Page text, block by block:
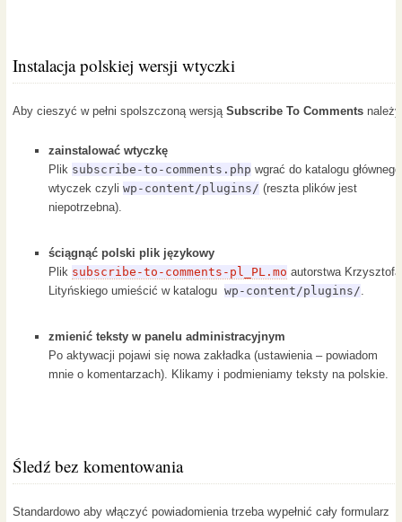
Instalacja polskiej wersji wtyczki
Aby cieszyć w pełni spolszczoną wersją Subscribe To Comments
zainstalować wtyczkę
Plik subscribe-to-comments.php wgrać do katalogu głównego
wtyczek czyli wp-content/plugins/ (reszta plików jest
niepotrzebna).
ściągnąć polski plik językowy
Plik subscribe-to-comments-pl_PL.mo autorstwa Krzysztofa
Lityńskiego umieścić w katalogu wp-content/plugins/
zmienić teksty w panelu administracyjnym
Po aktywacji pojawi się nowa zakładka (ustawienia – powiadom
mnie o komentarzach). Klikamy i podmieniamy teksty na polskie.
Śledź bez komentowania
Standardowo aby włączyć powiadomienia trzeba wypełnić cały formularz